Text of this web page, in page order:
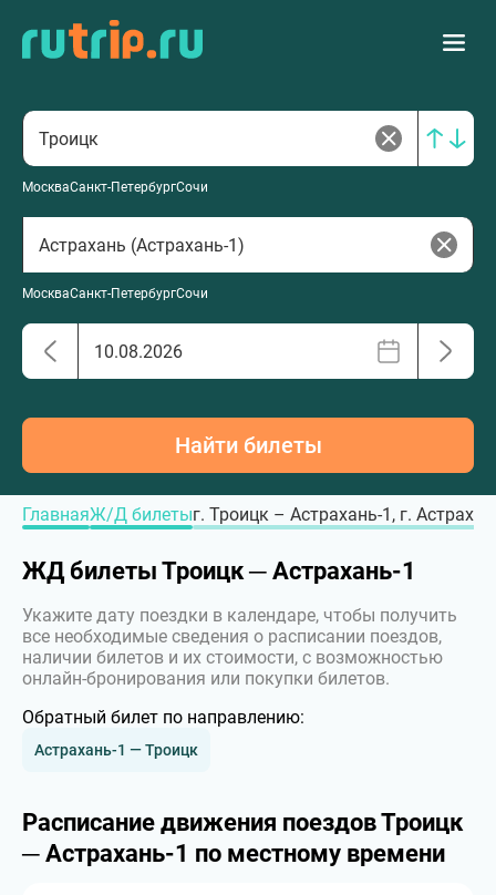
МоскваСанкт-ПетербургСочи
МоскваСанкт-ПетербургСочи
Найти билеты
ГлавнаяЖ/Д билетыг. Троицк – Астрахань-1, г.
ЖД билеты Троицк ─ Астрахань-1
Укажите дату поездки в календаре, чтобы получить
все необходимые сведения о расписании поездов,
наличии билетов и их стоимости, с возможностью
онлайн-бронирования или покупки билетов.
Обратный билет по направлению:
Астрахань-1 — Троицк
Расписание движения поездов Троицк
─ Астрахань-1 по местному времени